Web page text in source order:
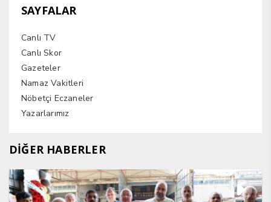
SAYFALAR
Canlı TV
Canlı Skor
Gazeteler
Namaz Vakitleri
Nöbetçi Eczaneler
Yazarlarımız
DİĞER HABERLER